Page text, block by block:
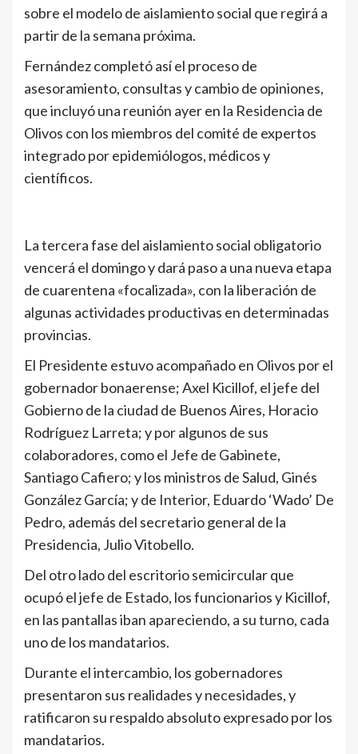
sobre el modelo de aislamiento social que regirá a
partir de la semana próxima.
Fernández completó así el proceso de
asesoramiento, consultas y cambio de opiniones,
que incluyó una reunión ayer en la Residencia de
Olivos con los miembros del comité de expertos
integrado por epidemiólogos, médicos y
científicos.
La tercera fase del aislamiento social obligatorio
vencerá el domingo y dará paso a una nueva etapa
de cuarentena «focalizada», con la liberación de
algunas actividades productivas en determinadas
provincias.
El Presidente estuvo acompañado en Olivos por el
gobernador bonaerense; Axel Kicillof, el jefe del
Gobierno de la ciudad de Buenos Aires, Horacio
Rodríguez Larreta; y por algunos de sus
colaboradores, como el Jefe de Gabinete,
Santiago Cafiero; y los ministros de Salud, Ginés
González García; y de Interior, Eduardo ‘Wado’ De
Pedro, además del secretario general de la
Presidencia, Julio Vitobello.
Del otro lado del escritorio semicircular que
ocupó el jefe de Estado, los funcionarios y Kicillof,
en las pantallas iban apareciendo, a su turno, cada
uno de los mandatarios.
Durante el intercambio, los gobernadores
presentaron sus realidades y necesidades, y
ratificaron su respaldo absoluto expresado por los
mandatarios.